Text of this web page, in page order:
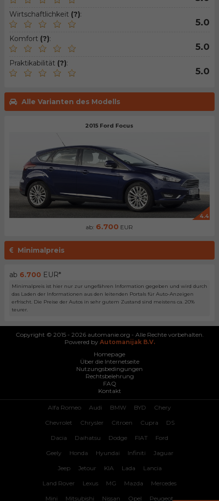
Wirtschaftlichkeit (?):
5.0
Komfort (?):
5.0
Praktikabilität (?):
5.0
Alle Varianten des Modells
2015 Ford Focus
4.4
ab: 6.700 EUR
Minimalpreis
ab 6.700 EUR*
Minimalpreis ist hier nur zur ungefähren Information gegeben und wird durch
das Laden der Informationen aus den leitenden Portals für Auto-Anzeigen
erfrischt. Die Preise der Autos in sehr gutem Zustand sind meistens ca. 20%
teurer.
Copyright © 2015 - 2026 automanie.org - Alle Rechte vorbehalten.
Powered by Automanijak B.V.
Homepage
Über die Internetseite
Nutzungsbedingungen
Rechtsbelehrung
FAQ
Kontakt
Alfa Romeo Audi BMW BYD Chery
Chevrolet Chrysler Citroen Cupra DS
Dacia Daihatsu Dodge FIAT Ford
Geely Honda Hyundai Infiniti Jaguar
Jeep Jetour KIA Lada Lancia
Land Rover Lexus MG Mazda Mercedes
Mini Mitsubishi Nissan Opel Peugeot